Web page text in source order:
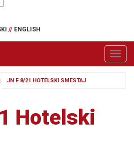
// ENGLISH
JN F 8/21 HOTELSKI SMESTAJ
Hotelski